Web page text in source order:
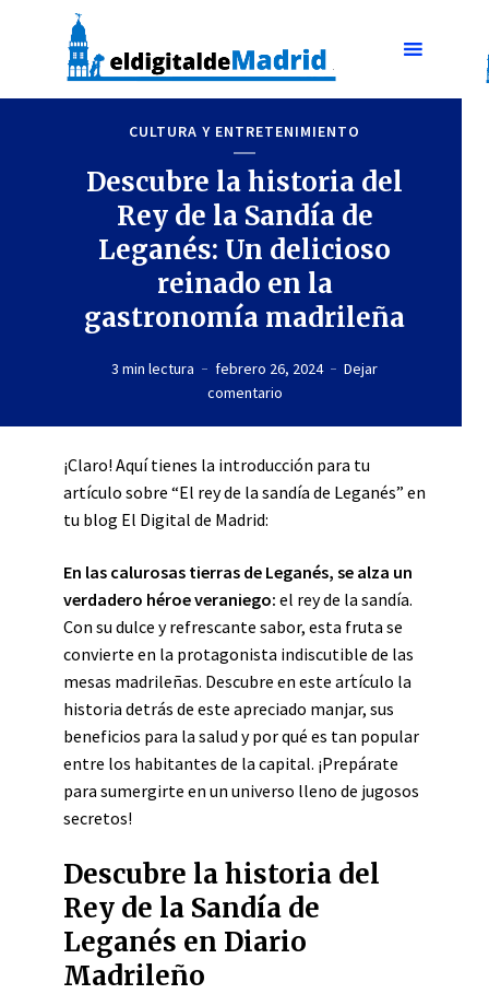
CULTURA Y ENTRETENIMIENTO
Descubre la historia del
Rey de la Sandía de
Leganés: Un delicioso
reinado en la
gastronomía madrileña
3 min lectura febrero 26, 2024
Dejar
comentario
¡Claro! Aquí tienes la introducción para tu
artículo sobre “El rey de la sandía de Leganés” en
tu blog El Digital de Madrid:
En las calurosas tierras de Leganés, se alza un
verdadero héroe veraniego: el rey de la sandía.
Con su dulce y refrescante sabor, esta fruta se
convierte en la protagonista indiscutible de las
mesas madrileñas. Descubre en este artículo la
historia detrás de este apreciado manjar, sus
beneficios para la salud y por qué es tan popular
entre los habitantes de la capital. ¡Prepárate
para sumergirte en un universo lleno de jugosos
secretos!
Descubre la historia del
Rey de la Sandía de
Leganés en Diario
Madrileño